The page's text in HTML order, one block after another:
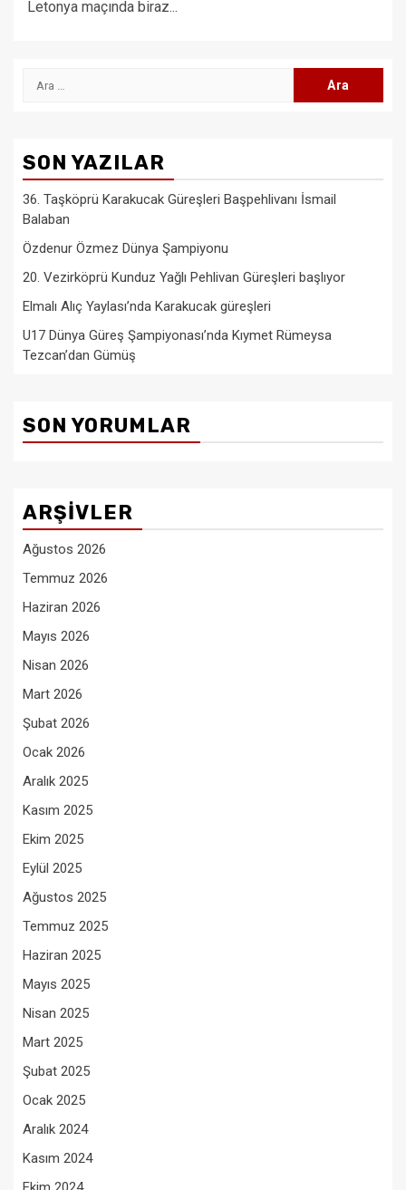
Letonya maçında biraz...
Arama:
SON YAZILAR
36. Taşköprü Karakucak Güreşleri Başpehlivanı İsmail
Balaban
Özdenur Özmez Dünya Şampiyonu
20. Vezirköprü Kunduz Yağlı Pehlivan Güreşleri başlıyor
Elmalı Alıç Yaylası’nda Karakucak güreşleri
U17 Dünya Güreş Şampiyonası’nda Kıymet Rümeysa
Tezcan’dan Gümüş
SON YORUMLAR
ARŞIVLER
Ağustos 2026
Temmuz 2026
Haziran 2026
Mayıs 2026
Nisan 2026
Mart 2026
Şubat 2026
Ocak 2026
Aralık 2025
Kasım 2025
Ekim 2025
Eylül 2025
Ağustos 2025
Temmuz 2025
Haziran 2025
Mayıs 2025
Nisan 2025
Mart 2025
Şubat 2025
Ocak 2025
Aralık 2024
Kasım 2024